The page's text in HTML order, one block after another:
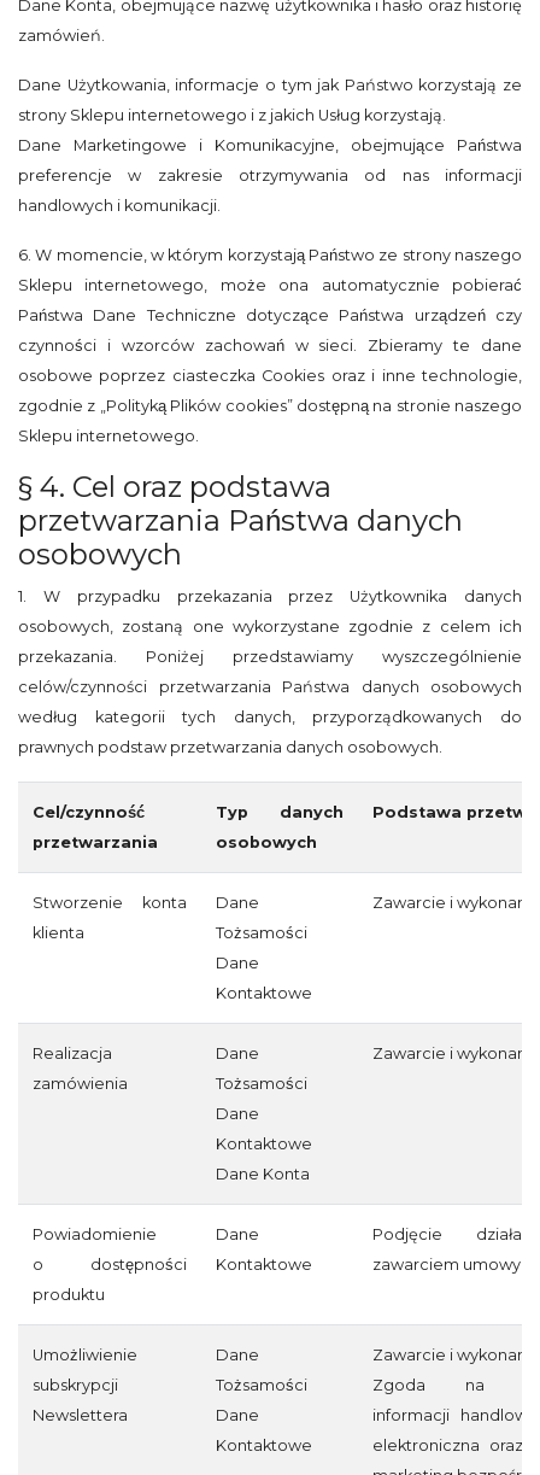
Dane Konta, obejmujące nazwę użytkownika i hasło oraz historię
zamówień.
Dane Użytkowania, informacje o tym jak Państwo korzystają ze
strony Sklepu internetowego i z jakich Usług korzystają.
Dane Marketingowe i Komunikacyjne, obejmujące Państwa
preferencje w zakresie otrzymywania od nas informacji
handlowych i komunikacji.
6. W momencie, w którym korzystają Państwo ze strony naszego
Sklepu internetowego, może ona automatycznie pobierać
Państwa Dane Techniczne dotyczące Państwa urządzeń czy
czynności i wzorców zachowań w sieci. Zbieramy te dane
osobowe poprzez ciasteczka Cookies oraz i inne technologie,
zgodnie z „Polityką Plików cookies” dostępną na stronie naszego
Sklepu internetowego.
§ 4. Cel oraz podstawa
przetwarzania Państwa danych
osobowych
1. W przypadku przekazania przez Użytkownika danych
osobowych, zostaną one wykorzystane zgodnie z celem ich
przekazania. Poniżej przedstawiamy wyszczególnienie
celów/czynności przetwarzania Państwa danych osobowych
według kategorii tych danych, przyporządkowanych do
prawnych podstaw przetwarzania danych osobowych.
Cel/czynność
przetwarzania
Typ danych
osobowych
Podstawa
Stworzenie konta
klienta
Dane
Tożsamości
Dane
Kontaktowe
Zawarcie i
Realizacja
zamówienia
Dane
Tożsamości
Dane
Kontaktowe
Dane Konta
Zawarcie i
Powiadomienie
o dostępności
produktu
Dane
Kontaktowe
Podjęcie
zawarciem umowy
Umożliwienie
subskrypcji
Newslettera
Dane
Tożsamości
Dane
Kontaktowe
Zawarcie i
Zgoda na
informacji
elektroniczna oraz